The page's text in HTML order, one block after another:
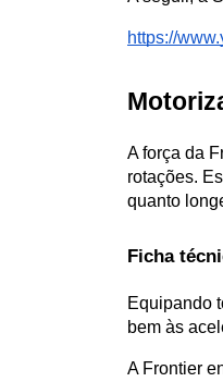
https://
A força da
rotações.
quanto
Ficha
Equipando
bem às
A Frontier